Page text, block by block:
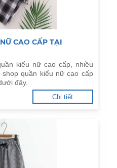
CAO CẤP TẠI
kiểu nữ cao cấp, nhiều
quần kiểu nữ cao cấp
đây.
Chi tiết